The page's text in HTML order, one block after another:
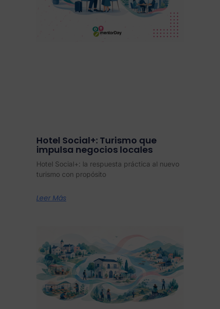
Hotel Social+: Turismo que
impulsa negocios locales
Hotel Social+: la respuesta práctica al nuevo
turismo con propósito
Leer Más